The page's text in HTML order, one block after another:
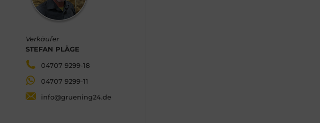
Verkäufer
STEFAN PLÄGE
04707 9299-18
04707 9299-11
info@gruening24.de